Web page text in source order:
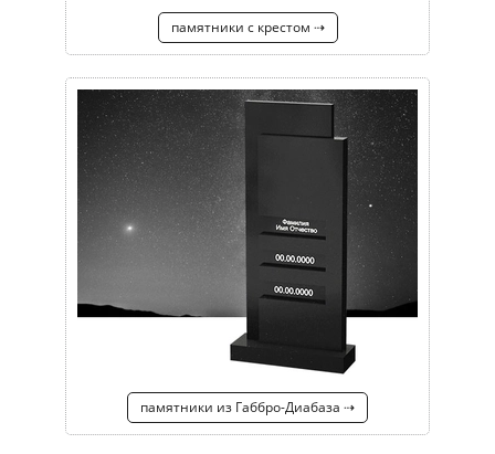
памятники с крестом ⇢
памятники из Габбро-Диабаза ⇢